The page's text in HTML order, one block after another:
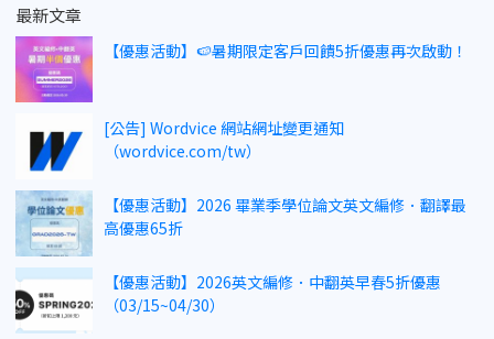
最新文章
【優惠活動】🍉暑期限定客戶回饋5折優惠再次啟動！
[公告] Wordvice 網站網址變更通知
（wordvice.com/tw）
【優惠活動】2026 畢業季學位論文英文編修．翻譯最
高優惠65折
【優惠活動】2026英文編修．中翻英早春5折優惠
（03/15~04/30）